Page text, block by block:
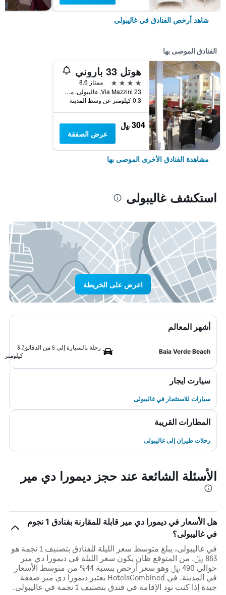
شاهد أرخص الفنادق في غاليبولى
الفنادق الموصى بها
هوتل 33 باروني
4 نجوم
ممتاز 8.6
Via Mazzini 23, غاليبولى, مقاطعة ليتشي, إيطاليا
0.3 كيلومتر عن وسط المدينة
304 ﷼
عرض الصفقة
مشاهدة الفنادق الأخرى الموصى بها
استكشف غاليبولى
اعرض على الخريطة
أشهر المعالم
Baia Verde Beach
رحلة بالسيارة إلى 5 من الدقائق
3.7
كيلومتر
سيارت ايجار
سيارات للاستئجار في غاليبولى
المطارات القريبة
رحلات طيران إلى غاليبولى
الأسئلة الشائعة عند حجز ديمورا دي مير
هل الأسعار في ديمورا دي مير قابلة للمقارنة بفنادق 1 نجوم
في غاليبولى؟
في غاليبولى، يبلغ متوسط ​​سعر الليلة للفنادق بتصنيف 1 نجمة هو
863 ﷼. من المتوقع ظان يكون سعر الليلة في ديمورا دي مير
حوالي 490 ﷼ وهو سعر أرخص بنسبة 44% من متوسط الأسعار
في المدينة. في HotelsCombined يعتبر ديمورا دي مير صفقة
جيدة إذا كنت تود الإقامة في فندق بتصنيف 1 نجمة في غاليبولى.